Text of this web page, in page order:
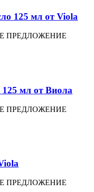
125 мл от Viola
ПРЕДЛОЖЕНИЕ
мл от Виола
ПРЕДЛОЖЕНИЕ
ПРЕДЛОЖЕНИЕ